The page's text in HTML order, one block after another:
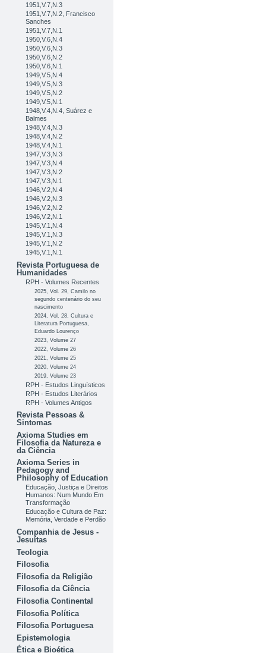
1951,V.7,N.3
1951,V.7,N.2, Francisco
Sanches
1951,V.7,N.1
1950,V.6,N.4
1950,V.6,N.3
1950,V.6,N.2
1950,V.6,N.1
1949,V.5,N.4
1949,V.5,N.3
1949,V.5,N.2
1949,V.5,N.1
1948,V.4,N.4, Suárez e
Balmes
1948,V.4,N.3
1948,V.4,N.2
1948,V.4,N.1
1947,V.3,N.3
1947,V.3,N.4
1947,V.3,N.2
1947,V.3,N.1
1946,V.2,N.4
1946,V.2,N.3
1946,V.2,N.2
1946,V.2,N.1
1945,V.1,N.4
1945,V.1,N.3
1945,V.1,N.2
1945,V.1,N.1
Revista Portuguesa de
Humanidades
RPH - Volumes Recentes
2025, Vol. 29, Camilo no
segundo centenário do seu
nascimento
2024, Vol. 28, Cultura e
Literatura Portuguesa,
Eduardo Lourenço
2023, Volume 27
2022, Volume 26
2021, Volume 25
2020, Volume 24
2019, Volume 23
RPH - Estudos Linguísticos
RPH - Estudos Literários
RPH - Volumes Antigos
Revista Pessoas &
Sintomas
Axioma Studies em
Filosofia da Natureza e
da Ciência
Axioma Series in
Pedagogy and
Philosophy of Education
Educação, Justiça e Direitos
Humanos: Num Mundo Em
Transformação
Educação e Cultura de Paz:
Memória, Verdade e Perdão
Companhia de Jesus -
Jesuítas
Teologia
Filosofia
Filosofia da Religião
Filosofia da Ciência
Filosofia Continental
Filosofia Política
Filosofia Portuguesa
Epistemologia
Ética e Bioética